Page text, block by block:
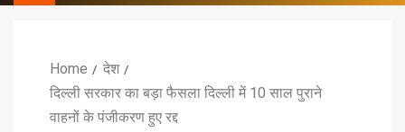
Home
देश
दिल्ली सरकार का बड़ा फैसला दिल्ली में 10 साल पुराने
वाहनों के पंजीकरण हुए रद्द